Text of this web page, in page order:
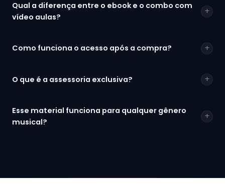
Qual a diferença entre o ebook e o combo com
vídeo aulas?
+
Como funciona o acesso após a compra? +
O que é a assessoria exclusiva? +
Esse material funciona para qualquer gênero
musical?
+